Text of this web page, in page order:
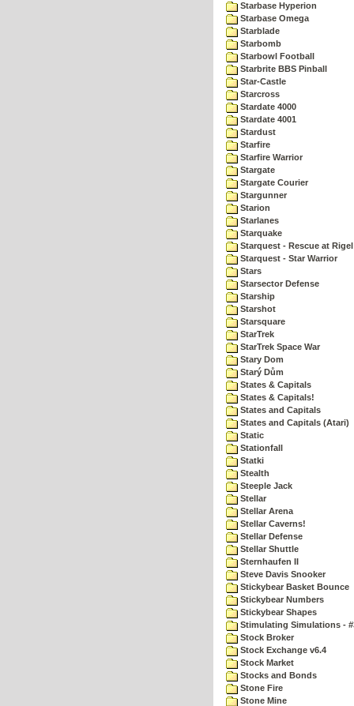
Starbase Hyperion
Starbase Omega
Starblade
Starbomb
Starbowl Football
Starbrite BBS Pinball
Star-Castle
Starcross
Stardate 4000
Stardate 4001
Stardust
Starfire
Starfire Warrior
Stargate
Stargate Courier
Stargunner
Starion
Starlanes
Starquake
Starquest - Rescue at Rigel
Starquest - Star Warrior
Stars
Starsector Defense
Starship
Starshot
Starsquare
StarTrek
StarTrek Space War
Stary Dom
Starý Dům
States & Capitals
States & Capitals!
States and Capitals
States and Capitals (Atari)
Static
Stationfall
Statki
Stealth
Steeple Jack
Stellar
Stellar Arena
Stellar Caverns!
Stellar Defense
Stellar Shuttle
Sternhaufen II
Steve Davis Snooker
Stickybear Basket Bounce
Stickybear Numbers
Stickybear Shapes
Stimulating Simulations -
Stock Broker
Stock Exchange v6.4
Stock Market
Stocks and Bonds
Stone Fire
Stone Mine